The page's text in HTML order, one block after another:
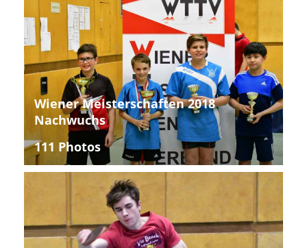
Wiener Meisterschaften 2018
Nachwuchs
111 Photos